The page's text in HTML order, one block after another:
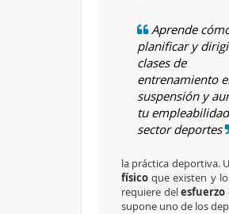
Aprende
planificar y
clases de
entrenamiento
suspensión y
tu
sector deportes
la práctica deportiva.
físico que existen y
requiere delesfuerzo
supone uno de los